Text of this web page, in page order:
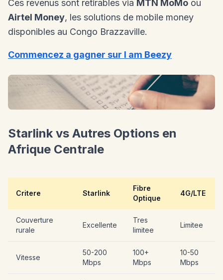
Ces revenus sont retirables via MTN MoMo ou
Airtel Money, les solutions de mobile money
disponibles au Congo Brazzaville.
Commencez a gagner sur I am Beezy
Starlink vs Autres Options en
Afrique Centrale
Critere Starlink
Fibre
Optique
4G/LTE
Couverture
rurale
Excellente
Tres
limitee
Limitee
Vitesse
50-200
Mbps
100+
Mbps
10-50
Mbps